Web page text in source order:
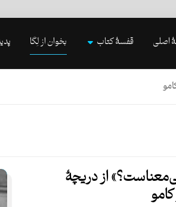
اصلی قفسۀ کتاب بخوان از لِگا
از دریچۀ